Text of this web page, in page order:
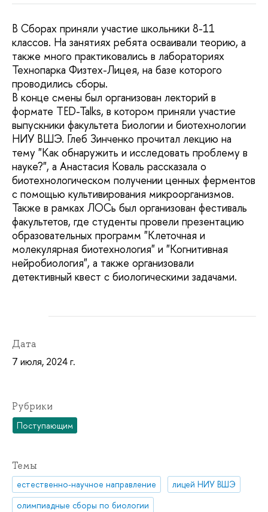
В Сборах приняли участие школьники 8-11
классов. На занятиях ребята осваивали теорию, а
также много практиковались в лабораториях
Технопарка Физтех-Лицея, на базе которого
проводились сборы.
В конце смены был организован лекторий в
формате TED-Talks, в котором приняли участие
выпускники факультета Биологии и биотехнологии
НИУ ВШЭ. Глеб Зинченко прочитал лекцию на
тему "Как обнаружить и исследовать проблему в
науке?", а Анастасия Коваль рассказала о
биотехнологическом получении ценных ферментов
с помощью культивирования микроорганизмов.
Также в рамках ЛОСь был организован фестиваль
факультетов, где студенты провели презентацию
образовательных программ "Клеточная и
молекулярная биотехнология" и "Когнитивная
нейробиология", а также организовали
детективный квест с биологическими задачами.
Дата
7 июля, 2024 г.
Рубрики
Поступающим
Темы
естественно-научное направление
лицей НИУ ВШЭ
олимпиадные сборы по биологии